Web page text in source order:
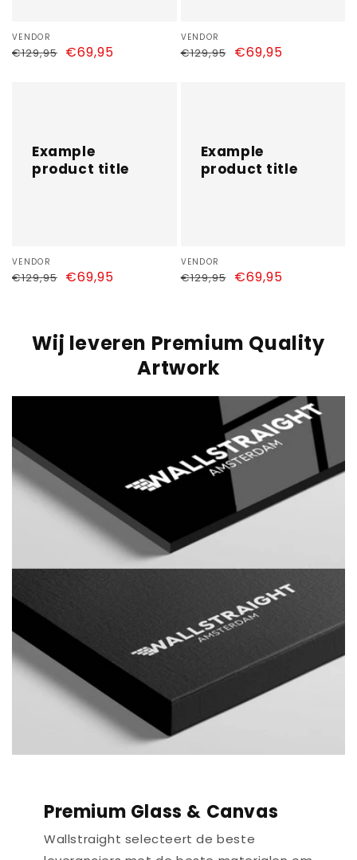
Vendor:
VENDOR
Regular
€129,95 Sale
€69,95
Vendor:
VENDOR
Regular
€129,95
Sale
€69,95
Example
product title
Vendor:
VENDOR
Regular
€129,95 Sale
€69,95
Example
product title
Vendor:
VENDOR
Regular
€129,95
Sale
€69,95
Wij leveren Premium Quality
Artwork
Premium Glass & Canvas
Wallstraight selecteert de beste